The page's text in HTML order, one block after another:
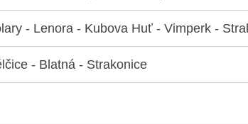
- Lenora - Kubova Huť - Vimperk -
- Blatná - Strakonice